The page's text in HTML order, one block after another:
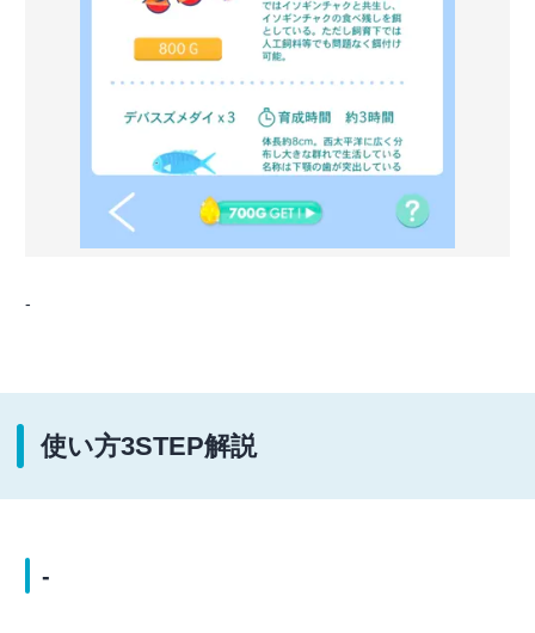
-
使い方3STEP解説
-